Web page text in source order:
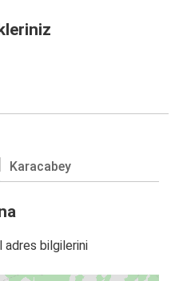
Karacabey
adres bilgilerini